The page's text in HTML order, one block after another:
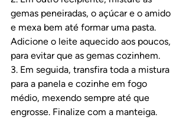
gemas peneiradas, o açúcar e o amido
e mexa bem até formar uma pasta.
Adicione o leite aquecido aos poucos,
para evitar que as gemas cozinhem.
3. Em seguida, transfira toda a mistura
para a panela e cozinhe em fogo
médio, mexendo sempre até que
engrosse. Finalize com a manteiga.